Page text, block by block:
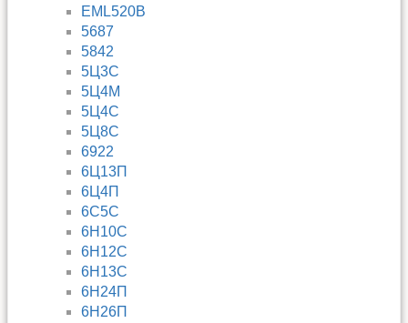
EML520B
5687
5842
5Ц3С
5Ц4М
5Ц4С
5Ц8С
6922
6Ц13П
6Ц4П
6С5С
6Н10С
6Н12С
6Н13С
6Н24П
6Н26П